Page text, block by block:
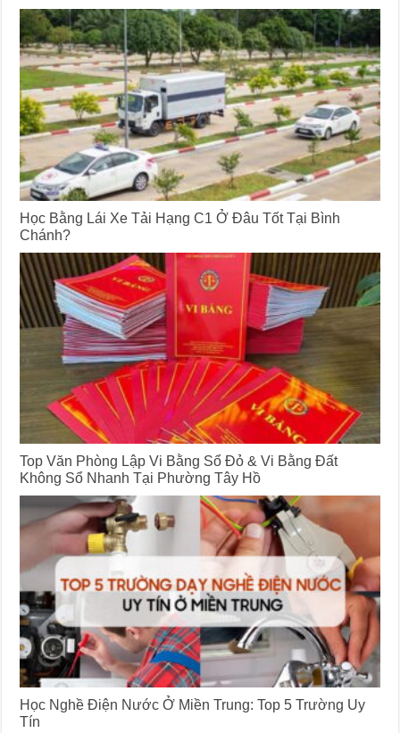
Học Bằng Lái Xe Tải Hạng C1 Ở Đâu Tốt Tại Bình
Chánh?
Top Văn Phòng Lập Vi Bằng Sổ Đỏ & Vi Bằng Đất
Không Sổ Nhanh Tại Phường Tây Hồ
Học Nghề Điện Nước Ở Miền Trung: Top 5 Trường Uy
Tín